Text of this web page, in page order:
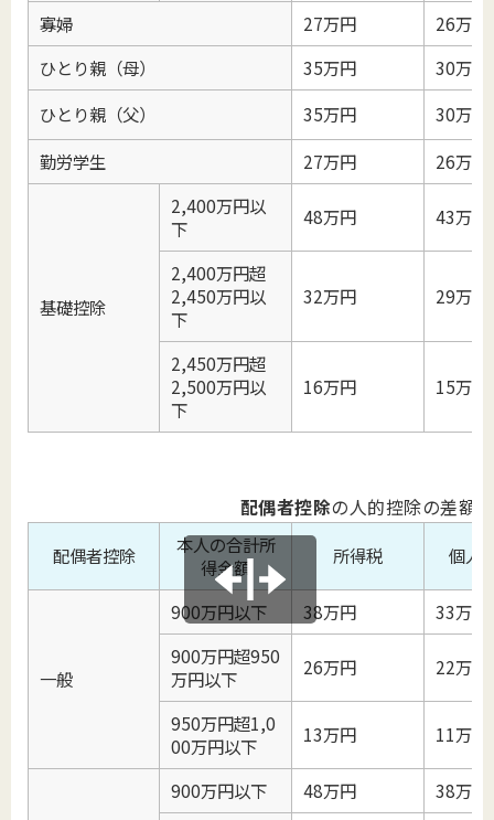
寡婦 27万円
26万円
ひとり親（母）
35万円
30万円
ひとり親（父）
35万円
30万円
勤労学生
27万円 26万円
基礎控除
2,400万円以
下
48万円 43万円
2,400万円超
2,450万円以
下
32万円 29万円
2,450万円超
2,500万円以
下
16万円 15万円
配偶者控除の人的控除の差額
配偶者控除
本人の合計所
得金額
所得税 個人
一般
900万円以下 38万円
33万円
900万円超950
万円以下
26万円 22万円
950万円超1,0
00万円以下
13万円 11万円
900万円以下 48万円 38万円